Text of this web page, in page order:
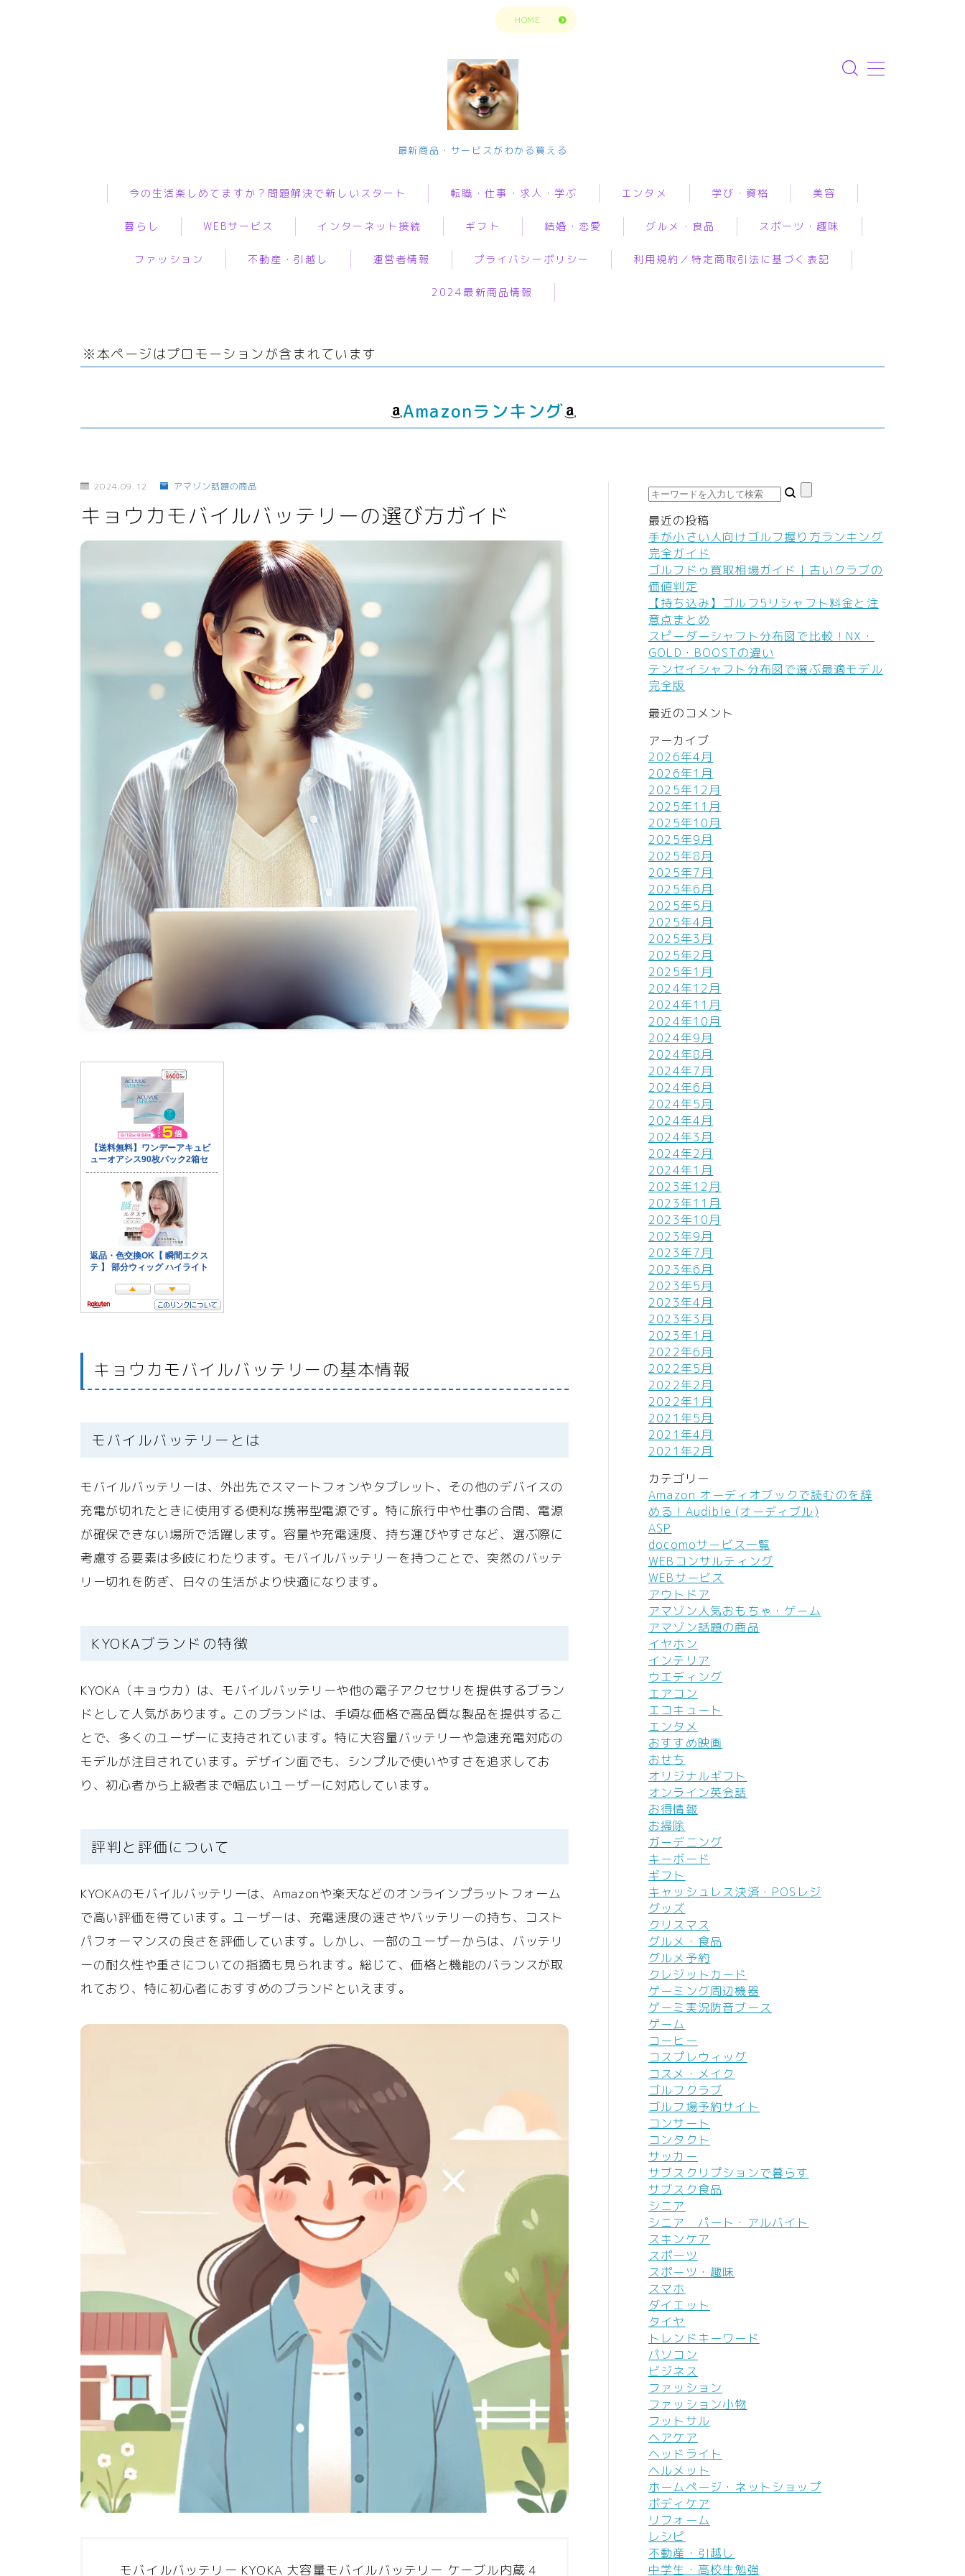
HOME
最新商品・サービスがわかる買える
今の生活楽しめてますか？問題解決で新しいスタート 転職・仕事・求人・学ぶ
転職・求人サイトまとめ比
短期アルバイト・長期パー
エンタメ
ゲーム
学び・資格
資格取得
専門学校・スクール
美容
エステ
クリニック
暮らし
インテリア
オフィス用品
家事・日用品
家電
WEBサービス
ASP
ドメイン
ポイントサービス・懸賞
インターネット接続
WiFi
ギフト
オリジナルギフト
花
結婚・恋愛
婚活
恋愛
グルメ・食品
グルメ予約
スポーツ・趣味
アウトドア
ファッション 不動産・引越し 運営者情報 プライバシーポリシー 利用規約／特定商取引法に基づく表記
2024最新商品情報
今の生活楽しめてますか？問題解決で新
しいスタート
転職・仕事・求人・学ぶ
転職・求人サイトまとめ比較
短期アルバイト・長期パート求人
転職プログラマー デザインナー
エンタメ
人生・恋愛・結婚・占いで解決悩み
書籍・本
資格取得
エステ
クリニック
コスメ・メイク
スキンケア
ダイエット
ネイル
ヘアケア
ボディケア
美容機器
美容食品
暮らし
ASP
ポイントサービス・懸賞
インターネット接続
WiFi
オリジナルギフト
花
結婚・恋愛
婚活
飲料
スポーツ・趣味
スポーツ
車・バイク
ファッション
服
ファッション小物
不動産・引越し
運営者情報
プライバシーポリシー
利用規約／特定商取引法に基づく表記
2024最新商品情報
※本ページはプロモーションが含まれています
Amazonランキング
2024.09.12 アマゾン話題の商品
キョウカモバイルバッテリーの選び方ガイド
キョウカモバイルバッテリーの基本情報
モバイルバッテリーとは
モバイルバッテリーは、外出先でスマートフォンやタブレット、その他のデバイスの
充電が切れたときに使用する便利な携帯型電源です。特に旅行中や仕事の合間、電源
が確保できない場所で活躍します。容量や充電速度、持ち運びやすさなど、選ぶ際に
考慮する要素は多岐にわたります。モバイルバッテリーを持つことで、突然のバッテ
リー切れを防ぎ、日々の生活がより快適になります。
KYOKAブランドの特徴
KYOKA（キョウカ）は、モバイルバッテリーや他の電子アクセサリを提供するブラン
ドとして人気があります。このブランドは、手頃な価格で高品質な製品を提供するこ
とで、多くのユーザーに支持されています。特に大容量バッテリーや急速充電対応の
モデルが注目されています。デザイン面でも、シンプルで使いやすさを追求してお
り、初心者から上級者まで幅広いユーザーに対応しています。
評判と評価について
KYOKAのモバイルバッテリーは、Amazonや楽天などのオンラインプラットフォーム
で高い評価を得ています。ユーザーは、充電速度の速さやバッテリーの持ち、コスト
パフォーマンスの良さを評価しています。しかし、一部のユーザーからは、バッテリ
ーの耐久性や重さについての指摘も見られます。総じて、価格と機能のバランスが取
れており、特に初心者におすすめのブランドといえます。
モバイルバッテリー KYOKA 大容量モバイルバッテリー ケーブル内蔵 4
最近の投稿
手が小さい人向けゴルフ握り方ランキング
完全ガイド
ゴルフドゥ買取相場ガイド｜古いクラブの
価値判定
【持ち込み】ゴルフ5リシャフト料金と注
意点まとめ
スピーダーシャフト分布図で比較！NX・
GOLD・BOOSTの違い
テンセイシャフト分布図で選ぶ最適モデル
完全版
最近のコメント
アーカイブ
2026年4月
2026年1月
2025年12月
2025年11月
2025年10月
2025年9月
2025年8月
2025年7月
2025年6月
2025年5月
2025年4月
2025年3月
2025年2月
2025年1月
2024年12月
2024年11月
2024年10月
2024年9月
2024年8月
2024年7月
2024年6月
2024年5月
2024年4月
2024年3月
2024年2月
2024年1月
2023年12月
2023年11月
2023年10月
2023年9月
2023年7月
2023年6月
2023年5月
2023年4月
2023年3月
2023年1月
2022年6月
2022年5月
2022年2月
2022年1月
2021年5月
2021年4月
2021年2月
カテゴリー
Amazon オーディオブックで読むのを辞
める！Audible (オーディブル)
ASP
docomoサービス一覧
WEBコンサルティング
WEBサービス
アウトドア
アマゾン人気おもちゃ・ゲーム
アマゾン話題の商品
イヤホン
インテリア
ウエディング
エアコン
エコキュート
エンタメ
おすすめ映画
おせち
オリジナルギフト
オンライン英会話
お得情報
お掃除
ガーデニング
キーボード
ギフト
キャッシュレス決済・POSレジ
グッズ
クリスマス
グルメ・食品
グルメ予約
クレジットカード
ゲーミング周辺機器
ゲーミ実況防音ブース
ゲーム
コーヒー
コスプレウィッグ
コスメ・メイク
ゴルフクラブ
ゴルフ場予約サイト
コンサート
コンタクト
サッカー
サブスクリプションで暮らす
サブスク食品
シニア
シニア パート・アルバイト
スキンケア
スポーツ
スポーツ・趣味
スマホ
ダイエット
タイヤ
トレンドキーワード
パソコン
ビジネス
ファッション
ファッション小物
フットサル
ヘアケア
ヘッドライト
ヘルメット
ホームページ・ネットショップ
ボディケア
リフォーム
レシピ
不動産・引越し
中学生・高校生勉強